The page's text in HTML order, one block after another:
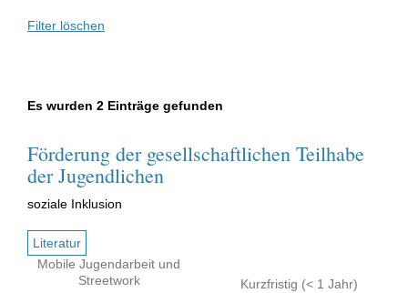
Filter löschen
Es wurden 2 Einträge gefunden
Förderung der gesellschaftlichen Teilhabe
der Jugendlichen
soziale Inklusion
Literatur
Mobile Jugendarbeit und
Streetwork
Kurzfristig (< 1 Jahr)